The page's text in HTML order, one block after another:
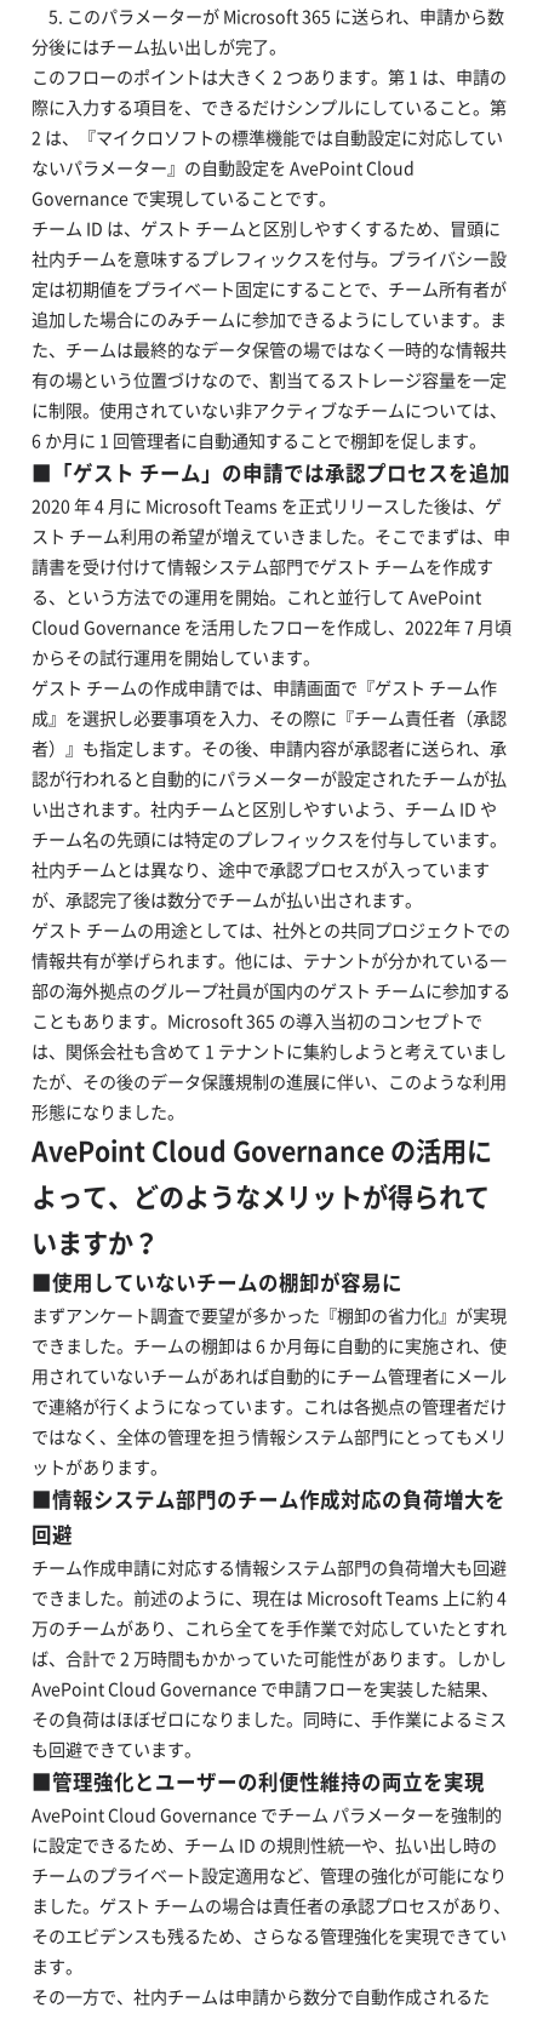
5. このパラメーターが Microsoft 365 に送られ、申請から数
分後にはチーム払い出しが完了。
このフローのポイントは大きく 2 つあります。第 1 は、申請の
際に入力する項目を、できるだけシンプルにしていること。第
2 は、『マイクロソフトの標準機能では自動設定に対応してい
ないパラメーター』の自動設定を AvePoint Cloud
Governance で実現していることです。
チーム ID は、ゲスト チームと区別しやすくするため、冒頭に
社内チームを意味するプレフィックスを付与。プライバシー設
定は初期値をプライベート固定にすることで、チーム所有者が
追加した場合にのみチームに参加できるようにしています。ま
た、チームは最終的なデータ保管の場ではなく一時的な情報共
有の場という位置づけなので、割当てるストレージ容量を一定
に制限。使用されていない非アクティブなチームについては、
6 か月に 1 回管理者に自動通知することで棚卸を促します。
■「ゲスト チーム」の申請では承認プロセスを追加
2020 年 4 月に Microsoft Teams を正式リリースした後は、ゲ
スト チーム利用の希望が増えていきました。そこでまずは、申
請書を受け付けて情報システム部門でゲスト チームを作成す
る、という方法での運用を開始。これと並行して AvePoint
Cloud Governance を活用したフローを作成し、2022年 7 月頃
からその試行運用を開始しています。
ゲスト チームの作成申請では、申請画面で『ゲスト チーム作
成』を選択し必要事項を入力、その際に『チーム責任者（承認
者）』も指定します。その後、申請内容が承認者に送られ、承
認が行われると自動的にパラメーターが設定されたチームが払
い出されます。社内チームと区別しやすいよう、チーム ID や
チーム名の先頭には特定のプレフィックスを付与しています。
社内チームとは異なり、途中で承認プロセスが入っています
が、承認完了後は数分でチームが払い出されます。
ゲスト チームの用途としては、社外との共同プロジェクトでの
情報共有が挙げられます。他には、テナントが分かれている一
部の海外拠点のグループ社員が国内のゲスト チームに参加する
こともあります。Microsoft 365 の導入当初のコンセプトで
は、関係会社も含めて 1 テナントに集約しようと考えていまし
たが、その後のデータ保護規制の進展に伴い、このような利用
形態になりました。
AvePoint Cloud Governance の活用に
よって、どのようなメリットが得られて
いますか？
■使用していないチームの棚卸が容易に
まずアンケート調査で要望が多かった『棚卸の省力化』が実現
できました。チームの棚卸は 6 か月毎に自動的に実施され、使
用されていないチームがあれば自動的にチーム管理者にメール
で連絡が行くようになっています。これは各拠点の管理者だけ
ではなく、全体の管理を担う情報システム部門にとってもメリ
ットがあります。
■情報システム部門のチーム作成対応の負荷増大を
回避
チーム作成申請に対応する情報システム部門の負荷増大も回避
できました。前述のように、現在は Microsoft Teams 上に約 4
万のチームがあり、これら全てを手作業で対応していたとすれ
ば、合計で 2 万時間もかかっていた可能性があります。しかし
AvePoint Cloud Governance で申請フローを実装した結果、
その負荷はほぼゼロになりました。同時に、手作業によるミス
も回避できています。
■管理強化とユーザーの利便性維持の両立を実現
AvePoint Cloud Governance でチーム パラメーターを強制的
に設定できるため、チーム ID の規則性統一や、払い出し時の
チームのプライベート設定適用など、管理の強化が可能になり
ました。ゲスト チームの場合は責任者の承認プロセスがあり、
そのエビデンスも残るため、さらなる管理強化を実現できてい
ます。
その一方で、社内チームは申請から数分で自動作成されるた